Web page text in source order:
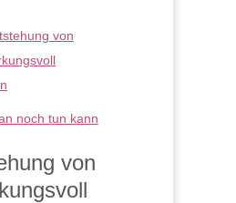
von
noch tun kann
von